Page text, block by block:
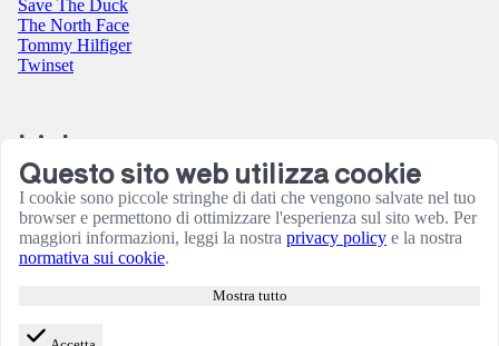
Save The Duck
The North Face
Tommy Hilfiger
Twinset
Link
Contatti
Condizioni utilizzo sito
Informativa sulla Privacy
Resi e rimborsi
Termini e Condizioni
Questo sito web utilizza cookie
I cookie sono piccole stringhe di dati che vengono salvate nel tuo
browser e permettono di ottimizzare l'esperienza sul sito web. Per
maggiori informazioni, leggi la nostra privacy policy e la nostra
normativa sui cookie.
Mostra tutto